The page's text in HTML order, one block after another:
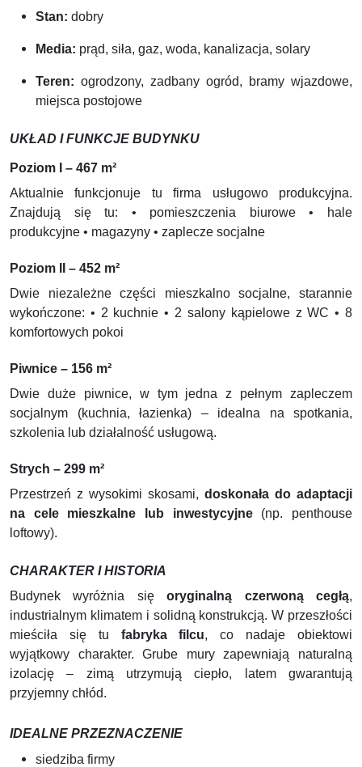
Stan: dobry
Media: prąd, siła, gaz, woda, kanalizacja, solary
Teren: ogrodzony, zadbany ogród, bramy wjazdowe,
miejsca postojowe
UKŁAD I FUNKCJE BUDYNKU
Poziom I – 467 m²
Aktualnie funkcjonuje tu firma usługowo produkcyjna.
Znajdują się tu: • pomieszczenia biurowe • hale
produkcyjne • magazyny • zaplecze socjalne
Poziom II – 452 m²
Dwie niezależne części mieszkalno socjalne, starannie
wykończone: • 2 kuchnie • 2 salony kąpielowe z WC • 8
komfortowych pokoi
Piwnice – 156 m²
Dwie duże piwnice, w tym jedna z pełnym zapleczem
socjalnym (kuchnia, łazienka) – idealna na spotkania,
szkolenia lub działalność usługową.
Strych – 299 m²
Przestrzeń z wysokimi skosami, doskonała do adaptacji
na cele mieszkalne lub inwestycyjne(np. penthouse
loftowy).
CHARAKTER I HISTORIA
Budynek wyróżnia sięoryginalną czerwoną cegłą,
industrialnym klimatem i solidną konstrukcją. W przeszłości
mieściła się tu fabryka filcu, co nadaje obiektowi
wyjątkowy charakter. Grube mury zapewniają naturalną
izolację – zimą utrzymują ciepło, latem gwarantują
przyjemny chłód.
IDEALNE PRZEZNACZENIE
siedziba firmy